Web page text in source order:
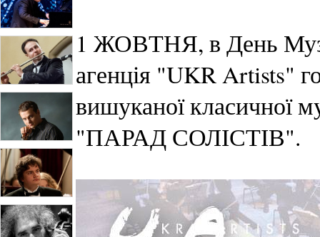
1 ЖОВТНЯ, в День
агенція "UKR Artists"
вишуканої класичної
"ПАРАД СОЛІСТІВ".